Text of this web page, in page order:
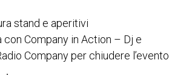
stand e aperitivi
con Company in Action – Dj e
Company per chiudere l’evento